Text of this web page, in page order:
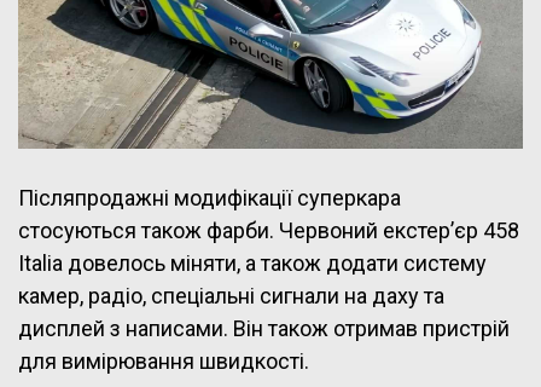
Післяпродажні модифікації суперкара
стосуються також фарби. Червоний екстер’єр 458
Italia довелось міняти, а також додати систему
камер, радіо, спеціальні сигнали на даху та
дисплей з написами. Він також отримав пристрій
для вимірювання швидкості.